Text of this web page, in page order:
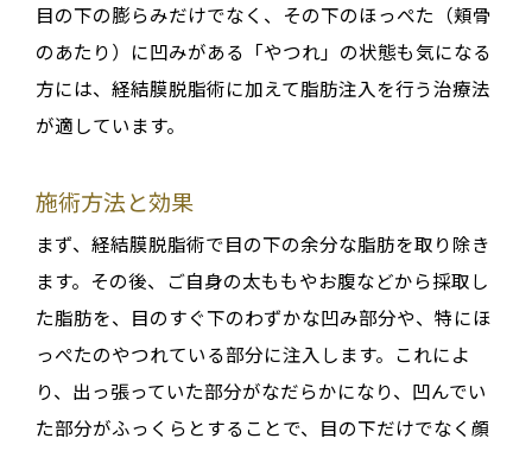
目の下の膨らみだけでなく、その下のほっぺた（頬骨
のあたり）に凹みがある「やつれ」の状態も気になる
方には、経結膜脱脂術に加えて脂肪注入を行う治療法
が適しています。
施術方法と効果
まず、経結膜脱脂術で目の下の余分な脂肪を取り除き
ます。その後、ご自身の太ももやお腹などから採取し
た脂肪を、目のすぐ下のわずかな凹み部分や、特にほ
っぺたのやつれている部分に注入します。これによ
り、出っ張っていた部分がなだらかになり、凹んでい
た部分がふっくらとすることで、目の下だけでなく顔